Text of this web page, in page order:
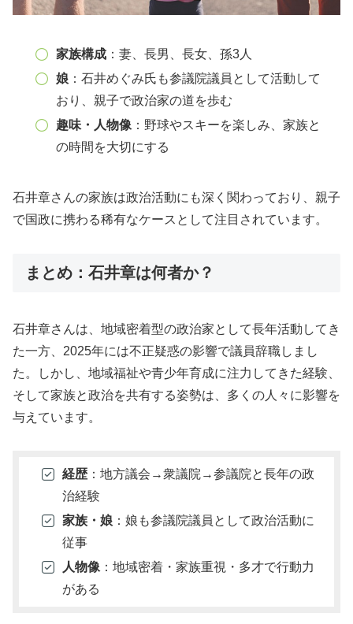
家族構成：妻、長男、長女、孫3人
娘：石井めぐみ氏も参議院議員として活動して
おり、親子で政治家の道を歩む
趣味・人物像 ：野球やスキーを楽しみ、家族と
の時間を大切にする
石井章さんの家族は政治活動にも深く関わっており、親子
で国政に携わる稀有なケースとして注目されています。
まとめ：石井章は何者か？
石井章さんは、地域密着型の政治家として長年活動してき
た一方、2025年には不正疑惑の影響で議員辞職しまし
た。しかし、地域福祉や青少年育成に注力してきた経験、
そして家族と政治を共有する姿勢は、多くの人々に影響を
与えています。
経歴：地方議会→衆議院→参議院と長年の政
治経験
家族・娘：娘も参議院議員として政治活動に
従事
人物像 ：地域密着・家族重視・多才で行動力
がある